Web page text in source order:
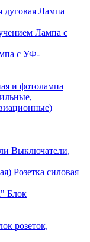
Лампа
Лампа с
с УФ-
и фотолампа
Выключатели,
Розетка силовая
Блок
розеток,